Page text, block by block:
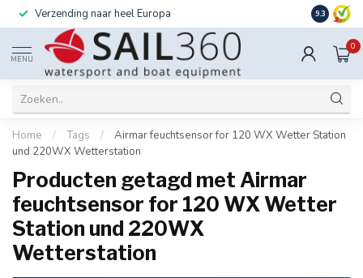
Verzending naar heel Europa Ook
9.3
MENU
0
Home / Tags /
Airmar feuchtsensor for 120 WX Wetter Station
und 220WX Wetterstation
Producten getagd met Airmar
feuchtsensor for 120 WX Wetter
Station und 220WX
Wetterstation